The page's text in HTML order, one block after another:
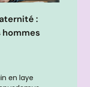
:
en laye